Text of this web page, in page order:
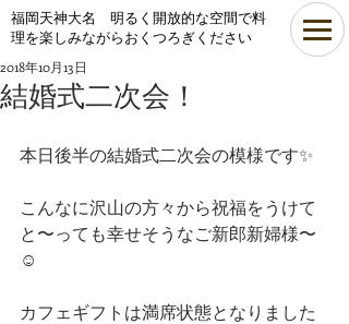
​福岡天神大名 明るく開放的な空間で料
理を楽しみながらおくつろぎください
結婚式二次会！
2018年10月13日
本日後半の結婚式二次会の模様です✨
こんなに沢山の方々から祝福をうけて
と〜っても幸せそうなご新郎新婦様〜
☺
カフェギフトは満席状態となりました